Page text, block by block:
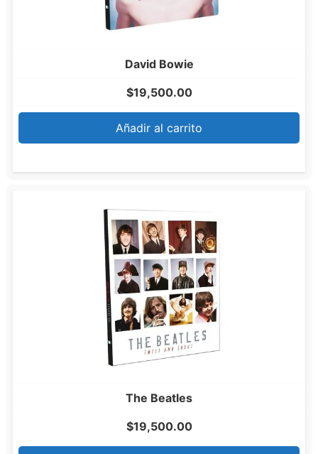
David Bowie
$19,500.00
Añadir al carrito
The Beatles
$19,500.00